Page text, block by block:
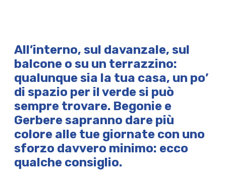
All’interno, sul davanzale, sul
balcone o su un terrazzino:
qualunque sia la tua casa, un po’
di spazio per il verdesi può
sempre trovare. Begonie e
Gerberesapranno dare più
colore alle tue giornatecon uno
sforzo davvero minimo: ecco
qualche consiglio.